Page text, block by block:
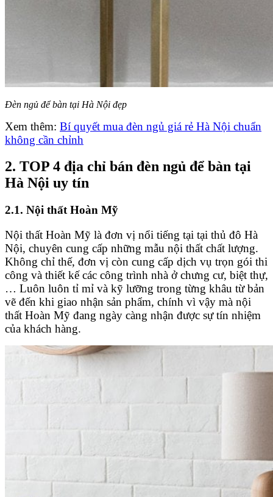
Đèn ngủ để bàn tại Hà Nội đẹp
Xem thêm: Bí quyết mua đèn ngủ giá rẻ Hà Nội chuẩn
không cần chỉnh
2. TOP 4 địa chỉ bán đèn ngủ để bàn tại
Hà Nội uy tín
2.1. Nội thất Hoàn Mỹ
Nội thất Hoàn Mỹ là đơn vị nổi tiếng tại tại thủ đô Hà
Nội, chuyên cung cấp những mẫu nội thất chất lượng.
Không chỉ thế, đơn vị còn cung cấp dịch vụ trọn gói thi
công và thiết kế các công trình nhà ở chưng cư, biệt thự,
… Luôn luôn tỉ mỉ và kỹ lưỡng trong từng khâu từ bản
vẽ đến khi giao nhận sản phẩm, chính vì vậy mà nội
thất Hoàn Mỹ đang ngày càng nhận được sự tín nhiệm
của khách hàng.